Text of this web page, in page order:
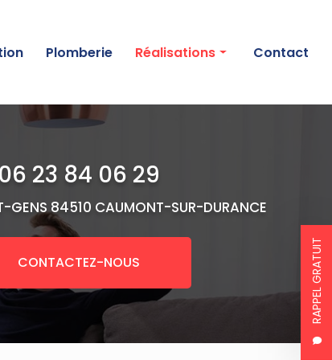
RAPPEL GRATUIT
Plomberie Réalisations
Plomberie
Contact
06 23 84 06 29
GENS84510 CAUMONT-SUR-DURANCE
CONTACTEZ-NOUS